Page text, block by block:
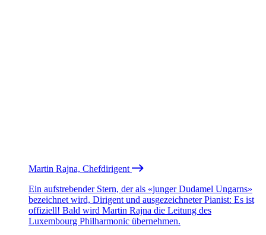
Martin Rajna, Chefdirigent
Ein aufstrebender Stern, der als «junger Dudamel Ungarns»
bezeichnet wird, Dirigent und ausgezeichneter Pianist: Es ist
offiziell! Bald wird Martin Rajna die Leitung des
Luxembourg Philharmonic übernehmen.